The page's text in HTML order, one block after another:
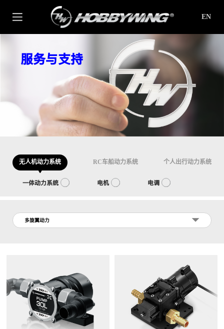
EN
服务与支持
无人机动力系统 RC车船动力系统 个人出行动力系统
一体动力系统 电机 电调
多旋翼动力